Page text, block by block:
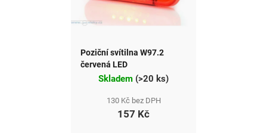
Poziční svítilna W97.2
červená LED
Skladem (>20 ks)
130 Kč bez DPH
157 Kč